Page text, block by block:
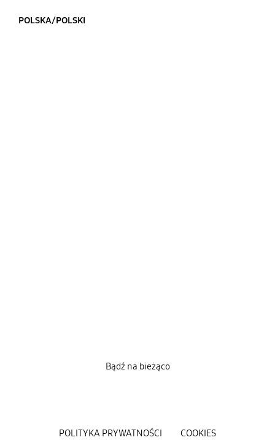
POLSKA/POLSKI
POLITYKA PRYWATNOŚCI COOKIES
Bądź na bieżąco